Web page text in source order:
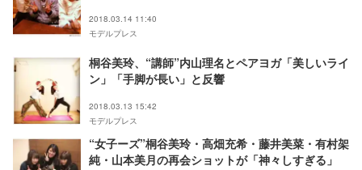
2018.03.14 11:40
モデルプレス
桐谷美玲、“講師”内山理名とペアヨガ「美しいライ
ン」「手脚が長い」と反響
2018.03.13 15:42
モデルプレス
“女子ーズ”桐谷美玲・高畑充希・藤井美菜・有村架
純・山本美月の再会ショットが「神々しすぎる」